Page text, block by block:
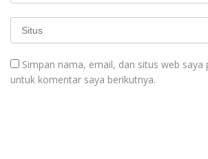
Simpan nama, email, dan situs web saya
untuk komentar saya berikutnya.